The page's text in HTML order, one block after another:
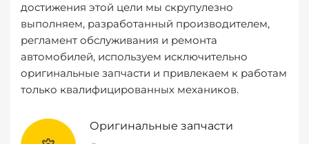
достижения этой цели мы скрупулезно
выполняем, разработанный производителем,
регламент обслуживания и ремонта
автомобилей, используем исключительно
оригинальные запчасти и привлекаем к работам
только квалифицированных механиков.
Оригинальные запчасти